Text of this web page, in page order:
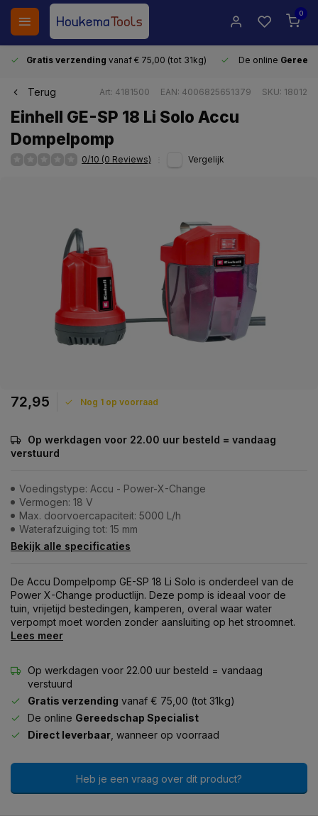
0
Gratis verzending vanaf € 75,00 (tot 31kg) De online
Terug Art: 4181500 EAN: 4006825651379 SKU: 18012
Einhell GE-SP 18 Li Solo Accu
Dompelpomp
0/10 (0 Reviews) Vergelijk
72,95 Nog 1 op voorraad
Op werkdagen voor 22.00 uur besteld = vandaag
verstuurd
Voedingstype: Accu - Power-X-Change
Vermogen: 18 V
Max. doorvoercapaciteit: 5000 L/h
Waterafzuiging tot: 15 mm
Bekijk alle specificaties
De Accu Dompelpomp GE-SP 18 Li Solo is onderdeel van de
Power X-Change productlijn. Deze pomp is ideaal voor de
tuin, vrijetijd bestedingen, kamperen, overal waar water
verpompt moet worden zonder aansluiting op het stroomnet.
Lees meer
Op werkdagen voor 22.00 uur besteld = vandaag
verstuurd
Gratis verzending vanaf € 75,00 (tot 31kg)
De online Gereedschap Specialist
Direct leverbaar , wanneer op voorraad
Heb je een vraag over dit product?